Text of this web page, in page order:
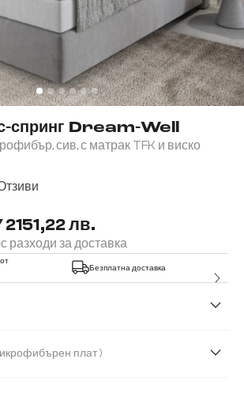
спринг Dream-Well
сив, с матрак TFK и виско
лв.
за доставка
Безплатна доставка
( Микрофибърен плат )